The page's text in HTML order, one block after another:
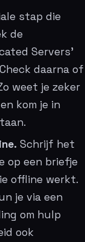
stap die
de
Servers’
daarna of
weet je zeker
kom je in
Schrijf het
op een briefje
offline werkt.
je via een
om hulp
ook